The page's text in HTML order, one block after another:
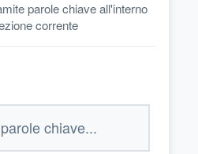
parole chiave all'interno
corrente